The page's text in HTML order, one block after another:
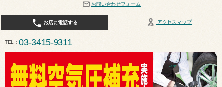
お問い合わせフォーム
アクセスマップ
お店に電話する
TEL 03-3415-9311
平日10:30〜19:00 作業受付終了は17:30になります。 / 定休日：8月定休日は火曜日、水曜日とな
ます。ご注意ください。